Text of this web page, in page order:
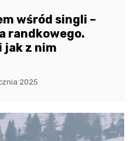
wśród singli –
randkowego.
jak z nim
2025